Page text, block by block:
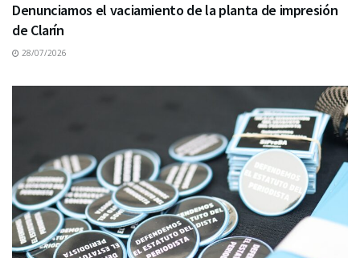
Denunciamos el vaciamiento de la planta de impresión
de Clarín
28/07/2026